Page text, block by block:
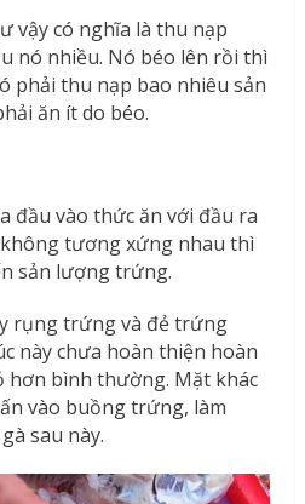
vậy có nghĩa là thu nạp
nó nhiều. Nó béo lên rồi thì
phải thu nạp bao nhiêu sản
ăn ít do béo.
đầu vào thức ăn với đầu ra
tương xứng nhau thì
sản lượng trứng.
rụng trứng và đẻ trứng
này chưa hoàn thiện hoàn
bình thường. Mặt khác
vào buồng trứng, làm
sau này.